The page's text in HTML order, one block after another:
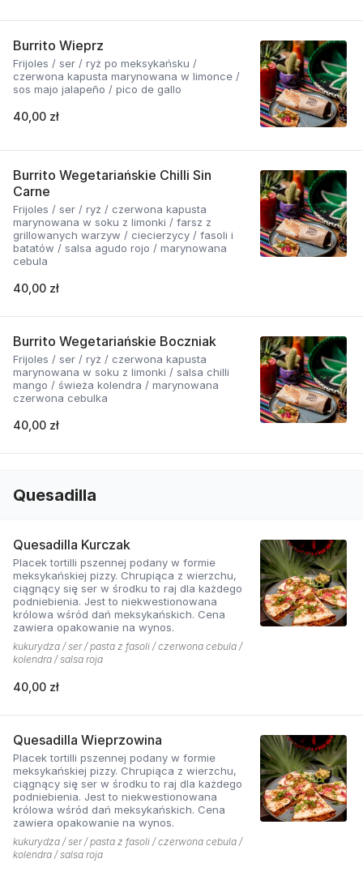
Burrito Wieprz
Frijoles / ser / ryż po meksykańsku /
czerwona kapusta marynowana w limonce /
sos majo jalapeño / pico de gallo
40,00 zł
Burrito Wegetariańskie Chilli Sin
Carne
Frijoles / ser / ryż / czerwona kapusta
marynowana w soku z limonki / farsz z
grillowanych warzyw / ciecierzycy / fasoli i
batatów / salsa agudo rojo / marynowana
cebula
40,00 zł
Burrito Wegetariańskie Boczniak
Frijoles / ser / ryż / czerwona kapusta
marynowana w soku z limonki / salsa chilli
mango / świeża kolendra / marynowana
czerwona cebulka
40,00 zł
Quesadilla
Quesadilla Kurczak
Placek tortilli pszennej podany w formie
meksykańskiej pizzy. Chrupiąca z wierzchu,
ciągnący się ser w środku to raj dla każdego
podniebienia. Jest to niekwestionowana
królowa wśród dań meksykańskich. Cena
zawiera opakowanie na wynos.
kukurydza / ser / pasta z fasoli / czerwona cebula /
kolendra / salsa roja
40,00 zł
Quesadilla Wieprzowina
Placek tortilli pszennej podany w formie
meksykańskiej pizzy. Chrupiąca z wierzchu,
ciągnący się ser w środku to raj dla każdego
podniebienia. Jest to niekwestionowana
królowa wśród dań meksykańskich. Cena
zawiera opakowanie na wynos.
kukurydza / ser / pasta z fasoli / czerwona cebula /
kolendra / salsa roja